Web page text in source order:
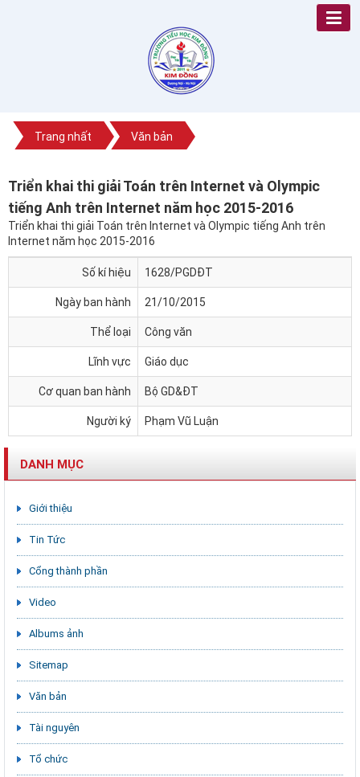
Trang nhất Văn bản
Triển khai thi giải Toán trên Internet và Olympic
tiếng Anh trên Internet năm học 2015-2016
Triển khai thi giải Toán trên Internet và Olympic tiếng Anh trên
Internet năm học 2015-2016
Số kí hiệu 1628/PGDĐT
Ngày ban hành 21/10/2015
Thể loại Công văn
Lĩnh vực Giáo dục
Cơ quan ban hành Bộ GD&ĐT
Người ký Phạm Vũ Luận
DANH MỤC
Giới thiệu
Tin Tức
Cổng thành phần
Video
Albums ảnh
Sitemap
Văn bản
Tài nguyên
Tổ chức